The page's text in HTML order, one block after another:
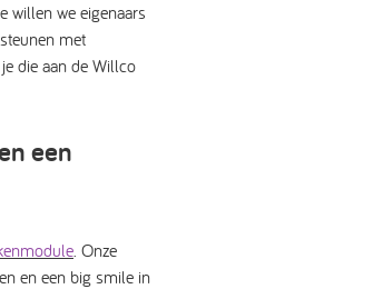
willen we eigenaars
met
die aan de Willco
een
. Onze
en een big smile in